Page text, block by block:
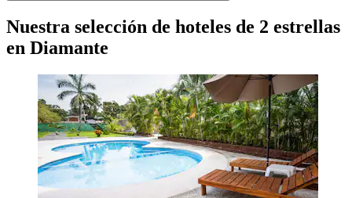
Nuestra selección de hoteles de 2 estrellas
en Diamante